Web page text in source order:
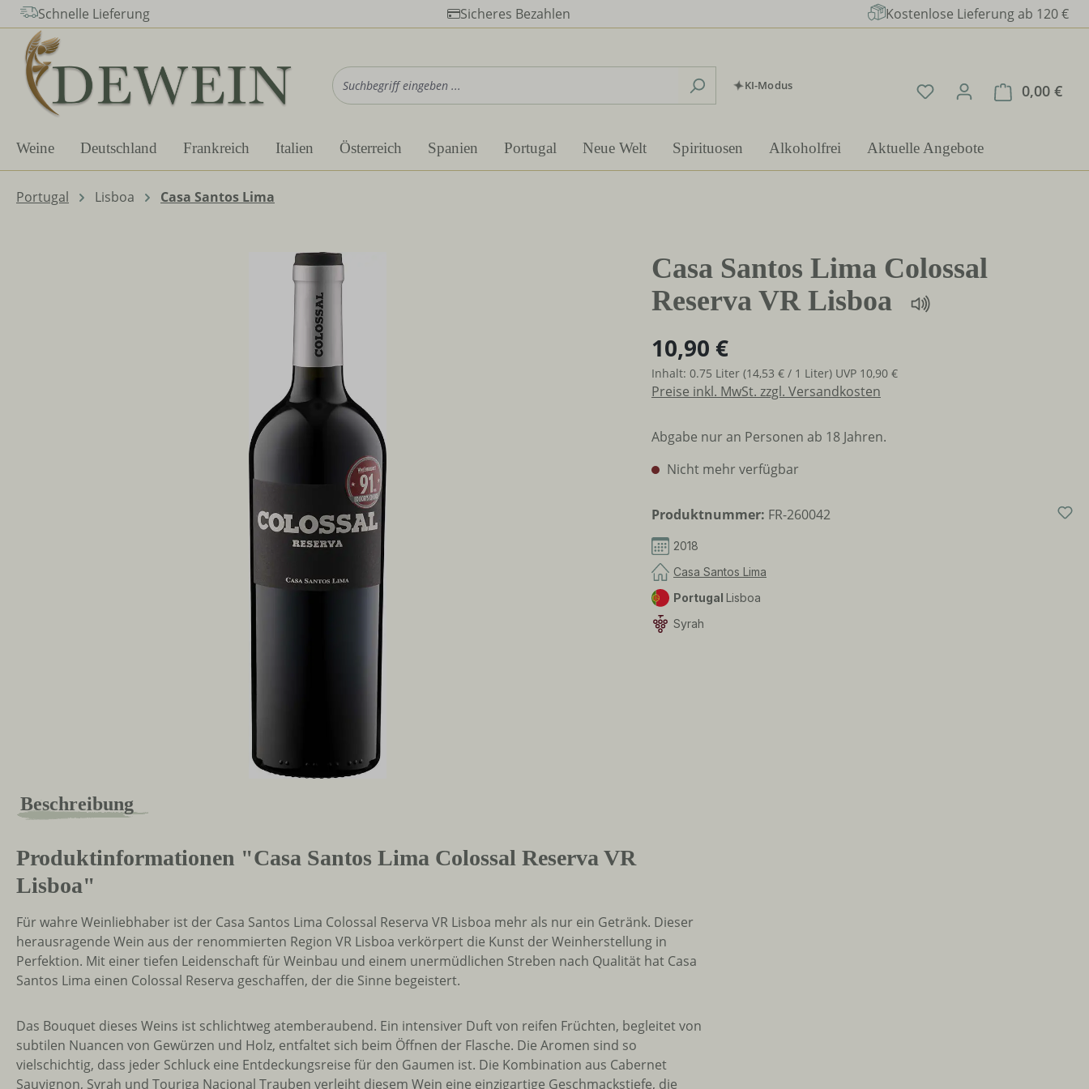
Hauptinhalt springen
Zur Suche springen
Zur Hauptnavigation springen
Schnelle Lieferung Sicheres Bezahlen Kostenlose Lieferung ab 120 €
KI-Modus Du hast 0 Produkte auf
0,00 €
Weine Deutschland Frankreich Italien Österreich Spanien Portugal Neue Welt Spirituosen Alkoholfrei Aktuelle Angebote
Portugal Lisboa Casa Santos Lima
Casa Santos Lima Colossal
Reserva VR Lisboa
10,90 €
Inhalt: 0.75 Liter (14,53 € / 1 Liter) UVP 10,90 €
Preise inkl. MwSt. zzgl. Versandkosten
Abgabe nur an Personen ab 18 Jahren.
Nicht mehr verfügbar
Produktnummer: FR-260042
2018
Casa Santos Lima
Portugal Lisboa
Syrah
Beschreibung
Produktinformationen "Casa Santos Lima Colossal Reserva VR
Lisboa"
Für wahre Weinliebhaber ist der Casa Santos Lima Colossal Reserva VR Lisboa mehr als nur ein Getränk. Dieser
herausragende Wein aus der renommierten Region VR Lisboa verkörpert die Kunst der Weinherstellung in
Perfektion. Mit einer tiefen Leidenschaft für Weinbau und einem unermüdlichen Streben nach Qualität hat Casa
Santos Lima einen Colossal Reserva geschaffen, der die Sinne begeistert.
Das Bouquet dieses Weins ist schlichtweg atemberaubend. Ein intensiver Duft von reifen Früchten, begleitet von
subtilen Nuancen von Gewürzen und Holz, entfaltet sich beim Öffnen der Flasche. Die Aromen sind so
vielschichtig, dass jeder Schluck eine Entdeckungsreise für den Gaumen ist. Die Kombination aus Cabernet
Sauvignon, Syrah und Touriga Nacional Trauben verleiht diesem Wein eine einzigartige Geschmackstiefe, die